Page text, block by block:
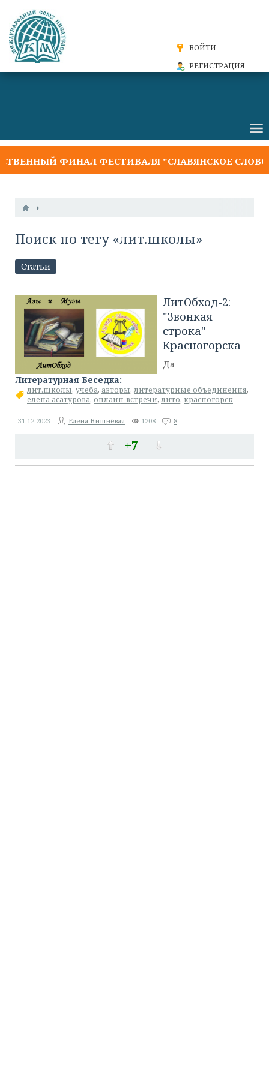
ВОЙТИ
РЕГИСТРАЦИЯ
ФИНАЛ ФЕСТИВАЛЯ "СЛАВЯНСКОЕ СЛОВО
Поиск по тегу «лит.школы»
Статьи
ЛитОбход-2:
"Звонкая
строка"
Красногорска
Литературная Беседка:
Да
лит.школы, учеба, авторы, литературные объединения,
елена асатурова, онлайн-встречи, лито, красногорск
+7
31.12.2023 Елена Вишнёвая 1208 8